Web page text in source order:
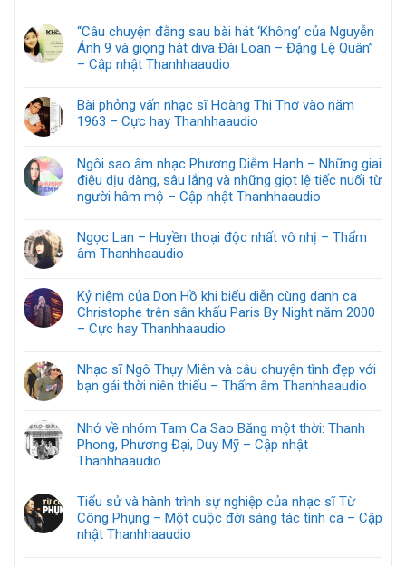
“Câu chuyện đằng sau bài hát ‘Không’ của Nguyễn
Ánh 9 và giọng hát diva Đài Loan – Đặng Lệ Quân”
– Cập nhật Thanhhaaudio
Bài phỏng vấn nhạc sĩ Hoàng Thi Thơ vào năm
1963 – Cực hay Thanhhaaudio
Ngôi sao âm nhạc Phương Diễm Hạnh – Những giai
điệu dịu dàng, sâu lắng và những giọt lệ tiếc nuối từ
người hâm mộ – Cập nhật Thanhhaaudio
Ngọc Lan – Huyền thoại độc nhất vô nhị – Thẩm
âm Thanhhaaudio
Kỷ niệm của Don Hồ khi biểu diễn cùng danh ca
Christophe trên sân khấu Paris By Night năm 2000
– Cực hay Thanhhaaudio
Nhạc sĩ Ngô Thụy Miên và câu chuyện tình đẹp với
bạn gái thời niên thiếu – Thẩm âm Thanhhaaudio
Nhớ về nhóm Tam Ca Sao Băng một thời: Thanh
Phong, Phương Đại, Duy Mỹ – Cập nhật
Thanhhaaudio
Tiểu sử và hành trình sự nghiệp của nhạc sĩ Từ
Công Phụng – Một cuộc đời sáng tác tình ca – Cập
nhật Thanhhaaudio